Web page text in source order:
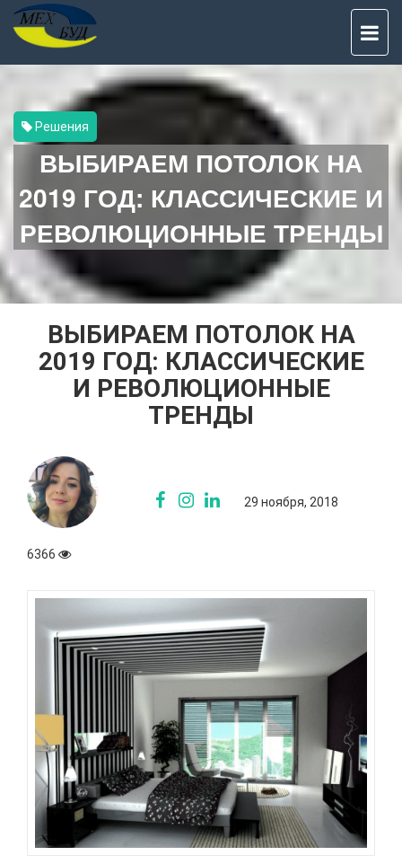
Решения
ВЫБИРАЕМ ПОТОЛОК НА
2019 ГОД: КЛАССИЧЕСКИЕ И
РЕВОЛЮЦИОННЫЕ ТРЕНДЫ
ВЫБИРАЕМ ПОТОЛОК НА
2019 ГОД: КЛАССИЧЕСКИЕ
И РЕВОЛЮЦИОННЫЕ
ТРЕНДЫ
29 ноября, 2018
6366